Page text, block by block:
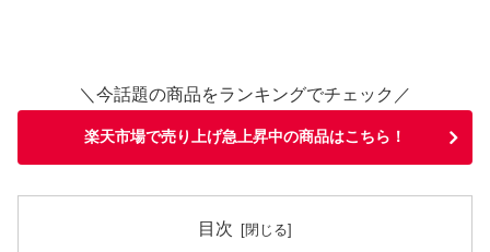
＼今話題の商品をランキングでチェック／
楽天市場で売り上げ急上昇中の商品はこちら！
目次